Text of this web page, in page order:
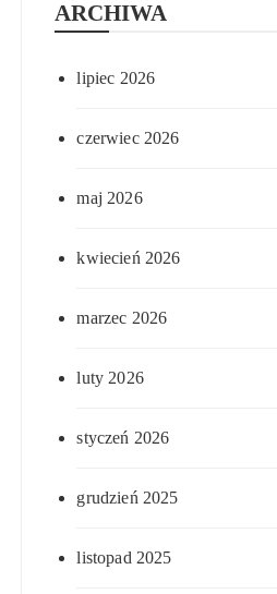
ARCHIWA
lipiec 2026
czerwiec 2026
maj 2026
kwiecień 2026
marzec 2026
luty 2026
styczeń 2026
grudzień 2025
listopad 2025